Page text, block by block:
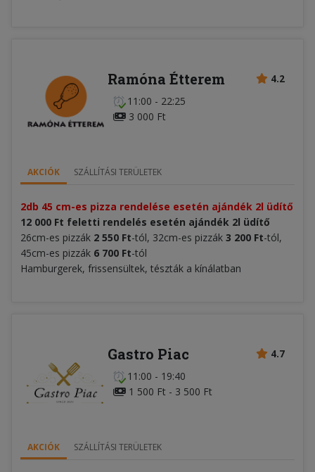
4.2
Ramóna Étterem
11:00 - 22:25
3 000 Ft
AKCIÓK SZÁLLÍTÁSI TERÜLETEK
2db 45 cm-es pizza rendelése esetén ajándék 2l üdítő
12 000 Ft feletti rendelés esetén ajándék 2l üdítő
26cm-es pizzák 2 550 Ft-tól, 32cm-es pizzák 3 200 Ft-tól,
45cm-es pizzák 6 700 Ft-tól
Hamburgerek, frissensültek, tészták a kínálatban
4.7
Gastro Piac
11:00 - 19:40
1 500 Ft - 3 500 Ft
AKCIÓK SZÁLLÍTÁSI TERÜLETEK